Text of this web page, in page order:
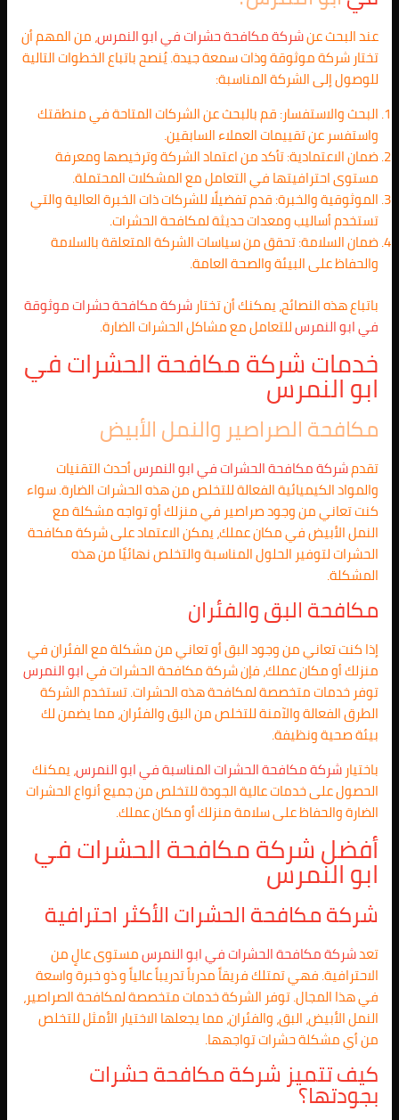
عند البحث عنشركة مكافحة حشرات فيابو النمرس، من المهم أن
تختار شركة موثوقة وذات سمعة جيدة. يُنصح باتباع الخطوات التالية
للوصول إلى الشركة المناسبة:
البحث والاستفسار: قم بالبحث عن الشركات المتاحة في منطقتك
واستفسر عن تقييمات العملاء السابقين.
ضمان الاعتمادية: تأكد من اعتماد الشركة وترخيصها ومعرفة
مستوى احترافيتها في التعامل مع المشكلات المحتملة.
الموثوقية والخبرة: قدم تفضيلًا للشركات ذات الخبرة العالية والتي
تستخدم أساليب ومعدات حديثة لمكافحة الحشرات.
ضمان السلامة: تحقق من سياسات الشركة المتعلقة بالسلامة
والحفاظ على البيئة والصحة العامة.
باتباع هذه النصائح، يمكنك أن تختارشركة مكافحة حشرات موثوقة
فيابو النمرسللتعامل مع مشاكل الحشرات الضارة.
خدمات شركة مكافحة الحشرات في
ابو النمرس
مكافحة الصراصير والنمل الأبيض
تقدمشركة مكافحة الحشرات فيابو النمرسأحدث التقنيات
والمواد الكيميائية الفعالة للتخلص من هذه الحشرات الضارة. سواء
كنت تعاني من وجود صراصير في منزلك أو تواجه مشكلة مع
النمل الأبيض في مكان عملك، يمكن الاعتماد على شركة مكافحة
الحشرات لتوفير الحلول المناسبة والتخلص نهائيًا من هذه
المشكلة.
مكافحة البق والفئران
إذا كنت تعاني من وجود البق أو تعاني من مشكلة مع الفئران في
منزلك أو مكان عملك، فإن شركة مكافحة الحشرات فيابو النمرس
توفر خدمات متخصصة لمكافحة هذه الحشرات. تستخدم الشركة
الطرق الفعالة والآمنة للتخلص من البق والفئران، مما يضمن لك
بيئة صحية ونظيفة.
باختيارشركة مكافحة الحشرات المناسبة فيابو النمرس، يمكنك
الحصول على خدمات عالية الجودة للتخلص من جميع أنواع الحشرات
الضارة والحفاظ على سلامة منزلك أو مكان عملك.
أفضل شركة مكافحة الحشرات في
ابو النمرس
شركة مكافحة الحشرات الأكثر احترافية
تعدشركة مكافحة الحشرات فيابو النمرسمستوى عالٍ من
الاحترافية. فهي تمتلك فريقاً مدرباً تدريباً عالياً و ذو خبرة واسعة
في هذا المجال. توفر الشركة خدمات متخصصة لمكافحة الصراصير،
النمل الأبيض، البق، والفئران، مما يجعلها الاختيار الأمثل للتخلص
من أي مشكلة حشرات تواجهها.
كيف تتميز شركة مكافحة حشرات
بجودتها؟